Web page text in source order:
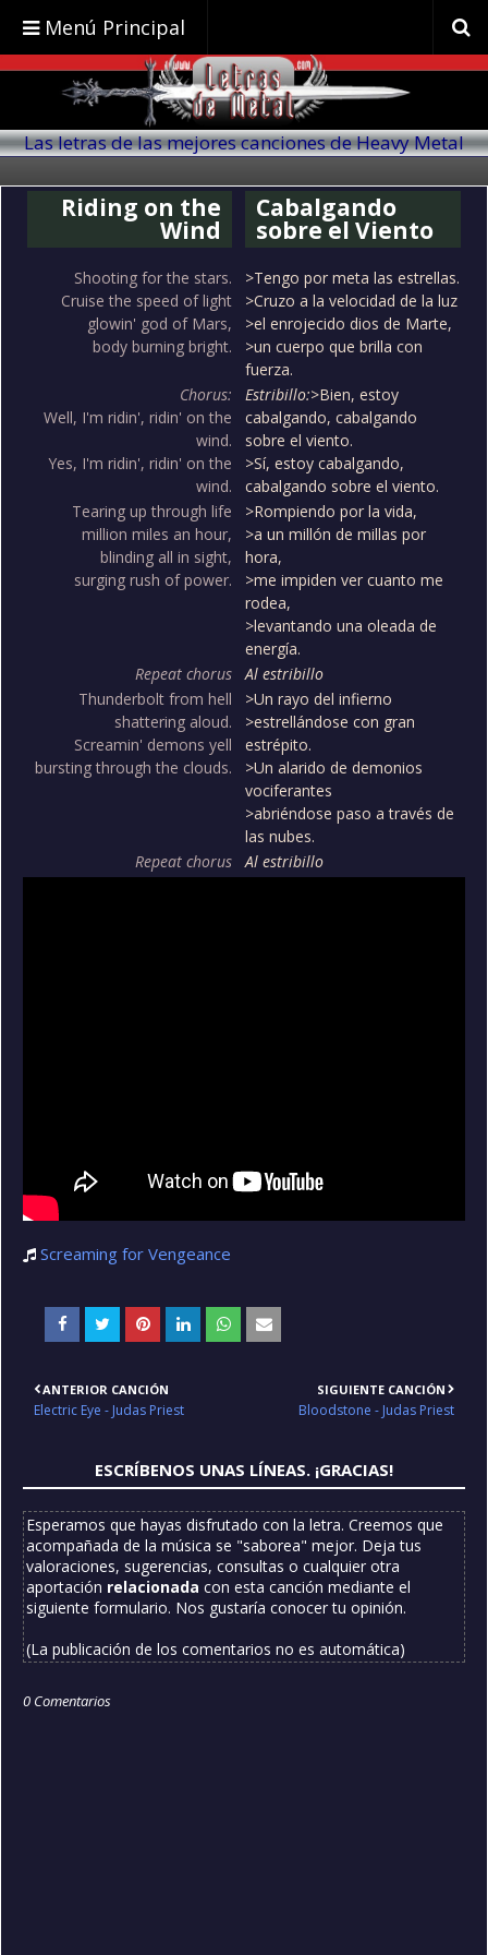
Menú Principal
Las letras de las mejores canciones de Heavy Metal
Riding on the
Wind
Cabalgando
sobre el Viento
Shooting for the stars.
Cruise the speed of light
glowin' god of Mars,
body burning bright.
>Tengo por meta las estrellas.
>Cruzo a la velocidad de la luz
>el enrojecido dios de Marte,
>un cuerpo que brilla con
fuerza.
Chorus:
Well, I'm ridin', ridin' on the
wind.
Yes, I'm ridin', ridin' on the
wind.
Estribillo:>Bien, estoy
cabalgando, cabalgando
sobre el viento.
>Sí, estoy cabalgando,
cabalgando sobre el viento.
Tearing up through life
million miles an hour,
blinding all in sight,
surging rush of power.
>Rompiendo por la vida,
>a un millón de millas por
hora,
>me impiden ver cuanto me
rodea,
>levantando una oleada de
energía.
Repeat chorus
Al estribillo
Thunderbolt from hell
shattering aloud.
Screamin' demons yell
bursting through the clouds.
>Un rayo del infierno
>estrellándose con gran
estrépito.
>Un alarido de demonios
vociferantes
>abriéndose paso a través de
las nubes.
Repeat chorus
Al estribillo
Screaming for Vengeance
ANTERIOR CANCIÓN
Electric Eye - Judas Priest
SIGUIENTE CANCIÓN
Bloodstone - Judas Priest
ESCRÍBENOS UNAS LÍNEAS. ¡GRACIAS!
Esperamos que hayas disfrutado con la letra. Creemos que
acompañada de la música se "saborea" mejor. Deja tus
valoraciones, sugerencias, consultas o cualquier otra
aportación relacionada con esta canción mediante el
siguiente formulario. Nos gustaría conocer tu opinión.
(La publicación de los comentarios no es automática)
0 Comentarios